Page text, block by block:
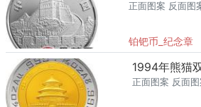
正面图案 反面
铂钯币_纪念章
1994年熊猫
正面图案 反